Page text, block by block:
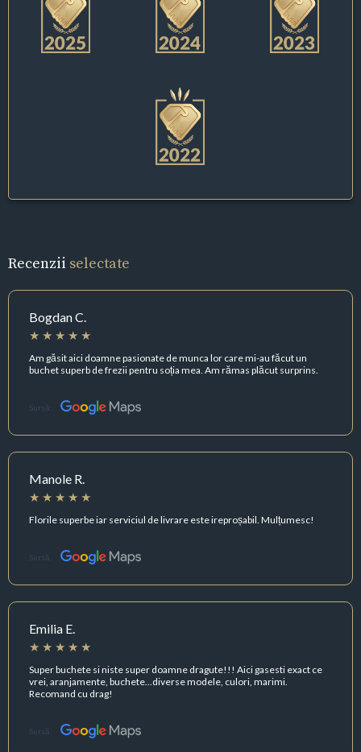
Recenzii selectate
Bogdan C.
Am găsit aici doamne pasionate de munca lor care mi-au făcut un
buchet superb de frezii pentru soția mea. Am rămas plăcut surprins.
Sursă:
Manole R.
Florile superbe iar serviciul de livrare este ireproșabil. Mulțumesc!
Sursă:
Emilia E.
Super buchete si niste super doamne dragute!!! Aici gasesti exact ce
vrei, aranjamente, buchete...diverse modele, culori, marimi.
Recomand cu drag!
Sursă: